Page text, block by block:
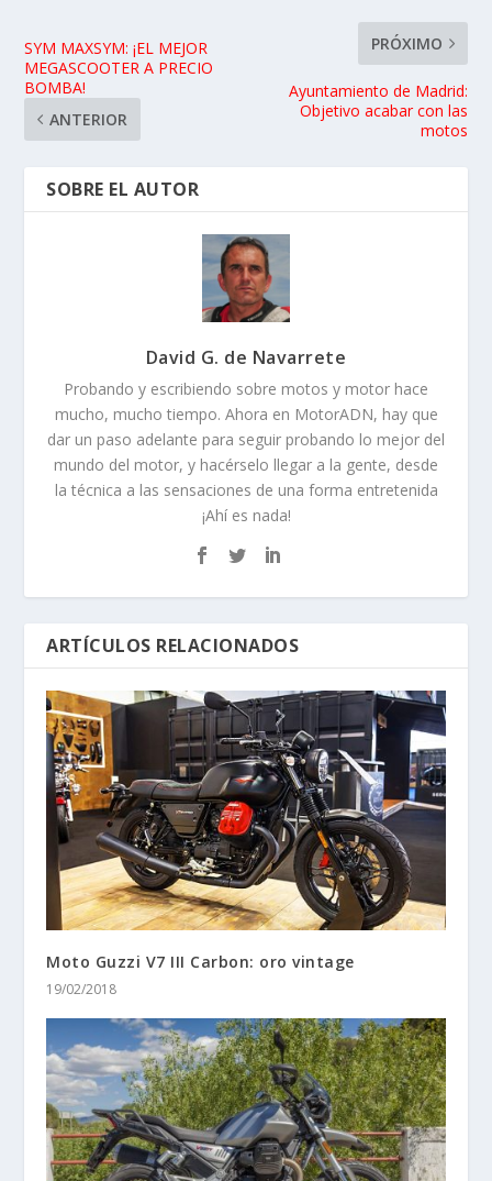
SYM MAXSYM: ¡EL MEJOR
MEGASCOOTER A PRECIO
BOMBA!
ANTERIOR
PRÓXIMO
Ayuntamiento de Madrid:
Objetivo acabar con las
motos
SOBRE EL AUTOR
David G. de Navarrete
Probando y escribiendo sobre motos y motor hace
mucho, mucho tiempo. Ahora en MotorADN, hay que
dar un paso adelante para seguir probando lo mejor del
mundo del motor, y hacérselo llegar a la gente, desde
la técnica a las sensaciones de una forma entretenida
¡Ahí es nada!
ARTÍCULOS RELACIONADOS
Moto Guzzi V7 III Carbon: oro vintage
19/02/2018